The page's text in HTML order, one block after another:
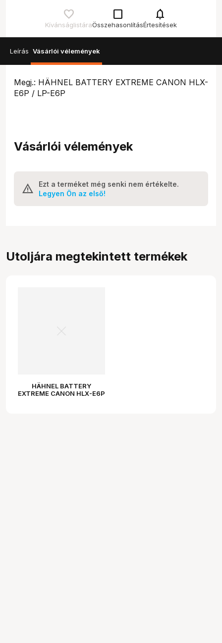
Kívánságlistára
check_box_outline_blank
Összehasonlítás
notifications
Értesítések
Leírás Vásárlói vélemények
Megj.: HÄHNEL BATTERY EXTREME CANON HLX-
E6P / LP-E6P
Vásárlói vélemények
Ezt a terméket még senki nem értékelte.
Legyen Ön az első!
Utoljára megtekintett termékek
HÄHNEL BATTERY
EXTREME CANON HLX-E6P